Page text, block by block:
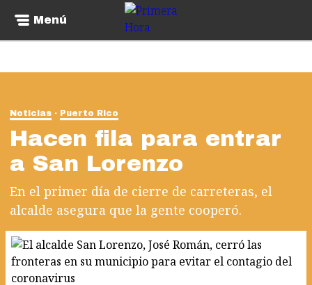
Menú
Noticias Puerto Rico
Hacen fila para entrar
a San Lorenzo
En el primer día de cierre de carreteras, el
alcalde asegura que la gente cooperó.